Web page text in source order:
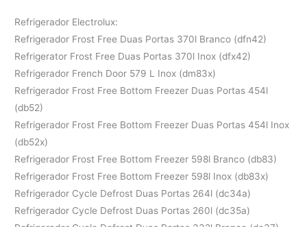
Refrigerador Electrolux:
Refrigerador Frost Free Duas Portas 370l Branco (dfn42)
Refrigerator Frost Free Duas Portas 370l Inox (dfx42)
Refrigerador French Door 579 L Inox (dm83x)
Refrigerador Frost Free Bottom Freezer Duas Portas 454l
(db52)
Refrigerador Frost Free Bottom Freezer Duas Portas 454l Inox
(db52x)
Refrigerador Frost Free Bottom Freezer 598l Branco (db83)
Refrigerador Frost Free Bottom Freezer 598l Inox (db83x)
Refrigerador Cycle Defrost Duas Portas 264l (dc34a)
Refrigerador Cycle Defrost Duas Portas 260l (dc35a)